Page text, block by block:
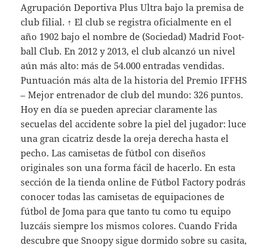
Agrupación Deportiva Plus Ultra bajo la premisa de
club filial. ↑ El club se registra oficialmente en el
año 1902 bajo el nombre de (Sociedad) Madrid Foot-
ball Club. En 2012 y 2013, el club alcanzó un nivel
aún más alto: más de 54.000 entradas vendidas.
Puntuación más alta de la historia del Premio IFFHS
– Mejor entrenador de club del mundo: 326 puntos.
Hoy en día se pueden apreciar claramente las
secuelas del accidente sobre la piel del jugador: luce
una gran cicatriz desde la oreja derecha hasta el
pecho. Las camisetas de fútbol con diseños
originales son una forma fácil de hacerlo. En esta
sección de la tienda online de Fútbol Factory podrás
conocer todas las camisetas de equipaciones de
fútbol de Joma para que tanto tu como tu equipo
luzcáis siempre los mismos colores. Cuando Frida
descubre que Snoopy sigue dormido sobre su casita,